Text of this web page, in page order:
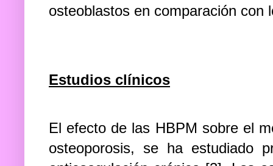
osteoblastos en comparación con
Estudios clínicos
El efecto de las HBPM sobre el
osteoporosis, se ha estudiado